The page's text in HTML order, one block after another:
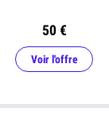
50 €
Voir l'offre